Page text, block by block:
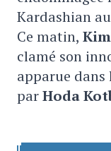
Kardashian
Ce matin,
clamé son
apparue dans
parHoda